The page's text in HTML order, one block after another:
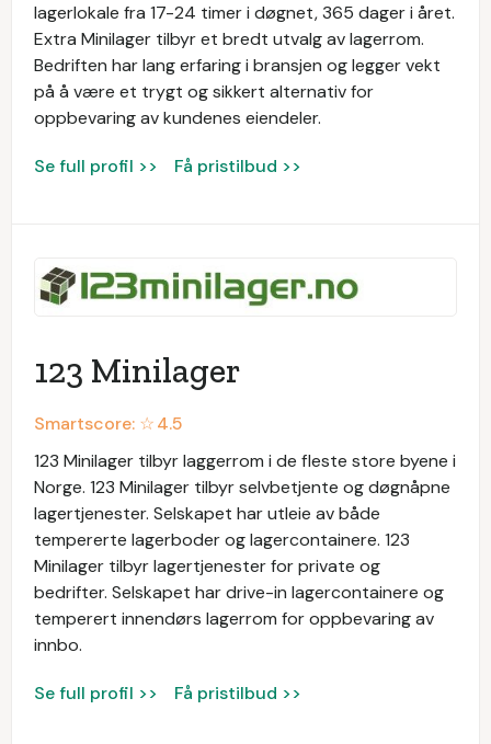
lagerlokale fra 17-24 timer i døgnet, 365 dager i året.
Extra Minilager tilbyr et bredt utvalg av lagerrom.
Bedriften har lang erfaring i bransjen og legger vekt
på å være et trygt og sikkert alternativ for
oppbevaring av kundenes eiendeler.
Se full profil >> Få pristilbud >>
123 Minilager
Smartscore: ☆4.5
123 Minilager tilbyr laggerrom i de fleste store byene i
Norge. 123 Minilager tilbyr selvbetjente og døgnåpne
lagertjenester. Selskapet har utleie av både
tempererte lagerboder og lagercontainere. 123
Minilager tilbyr lagertjenester for private og
bedrifter. Selskapet har drive-in lagercontainere og
temperert innendørs lagerrom for oppbevaring av
innbo.
Se full profil >> Få pristilbud >>